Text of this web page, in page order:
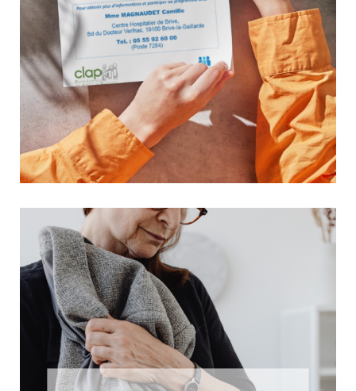
Soutenir les aidants pour préserver la santé mentale de
tous
12 mars 2026 Aide aux Aidants
La santé mentale nous concerne tous. La préserver est un enjeu
majeur de santé publique, pour les personnes vivant avec un
trouble psychique comme pour leurs proches aidants, dont le
rôle est essentiel dans l’accompagnement au quotidien.
Sensibiliser, informer et...